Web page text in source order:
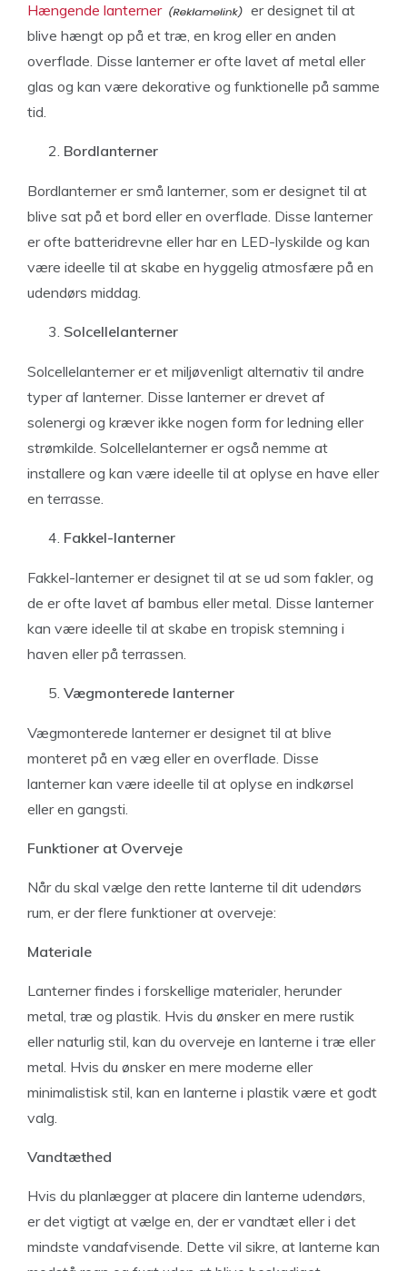
Hængende lanterner
er designet til at
blive hængt op på et træ, en krog eller en anden
overflade. Disse lanterner er ofte lavet af metal eller
glas og kan være dekorative og funktionelle på samme
tid.
Bordlanterner
Bordlanterner er små lanterner, som er designet til at
blive sat på et bord eller en overflade. Disse lanterner
er ofte batteridrevne eller har en LED-lyskilde og kan
være ideelle til at skabe en hyggelig atmosfære på en
udendørs middag.
Solcellelanterner
Solcellelanterner er et miljøvenligt alternativ til andre
typer af lanterner. Disse lanterner er drevet af
solenergi og kræver ikke nogen form for ledning eller
strømkilde. Solcellelanterner er også nemme at
installere og kan være ideelle til at oplyse en have eller
en terrasse.
Fakkel-lanterner
Fakkel-lanterner er designet til at se ud som fakler, og
de er ofte lavet af bambus eller metal. Disse lanterner
kan være ideelle til at skabe en tropisk stemning i
haven eller på terrassen.
Vægmonterede lanterner
Vægmonterede lanterner er designet til at blive
monteret på en væg eller en overflade. Disse
lanterner kan være ideelle til at oplyse en indkørsel
eller en gangsti.
Funktioner at Overveje
Når du skal vælge den rette lanterne til dit udendørs
rum, er der flere funktioner at overveje:
Materiale
Lanterner findes i forskellige materialer, herunder
metal, træ og plastik. Hvis du ønsker en mere rustik
eller naturlig stil, kan du overveje en lanterne i træ eller
metal. Hvis du ønsker en mere moderne eller
minimalistisk stil, kan en lanterne i plastik være et godt
valg.
Vandtæthed
Hvis du planlægger at placere din lanterne udendørs,
er det vigtigt at vælge en, der er vandtæt eller i det
mindste vandafvisende. Dette vil sikre, at lanterne kan